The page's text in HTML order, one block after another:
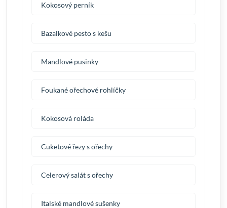
Kokosový perník
Bazalkové pesto s kešu
Mandlové pusinky
Foukané ořechové rohlíčky
Kokosová roláda
Cuketové řezy s ořechy
Celerový salát s ořechy
Italské mandlové sušenky